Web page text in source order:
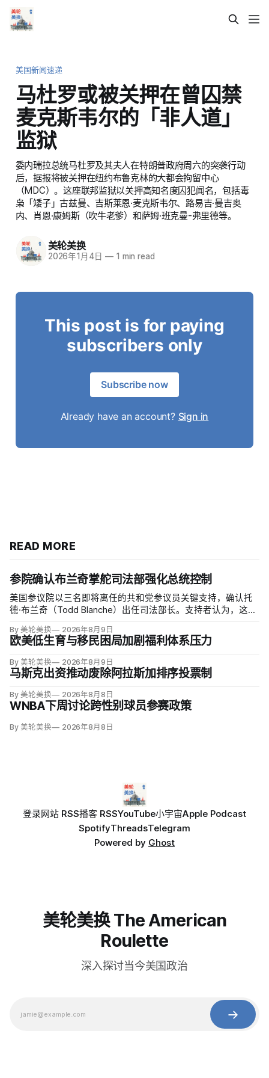
美国新闻速递
马杜罗或被关押在曾囚禁
麦克斯韦尔的「非人道」
监狱
委内瑞拉总统马杜罗及其夫人在特朗普政府周六的突袭行动
后，据报将被关押在纽约布鲁克林的大都会拘留中心
（MDC）。这座联邦监狱以关押高知名度囚犯闻名，包括毒
枭「矮子」古兹曼、吉斯莱恩·麦克斯韦尔、路易吉·曼吉奥
内、肖恩·康姆斯（吹牛老爹）和萨姆·班克曼-弗里德等。
美轮美换
2026年1月4日 —1 min read
This post is for paying
subscribers only
Subscribe now
Already have an account? Sign in
READ MORE
参院确认布兰奇掌舵司法部强化总统控制
美国参议院以三名即将离任的共和党参议员关键支持，确认托
德·布兰奇（Todd Blanche）出任司法部长。支持者认为，这位
冲动；
By 美轮美换 2026年8月9日
欧美低生育与移民困局加剧福利体系压力
By 美轮美换 2026年8月9日
马斯克出资推动废除阿拉斯加排序投票制
By 美轮美换 2026年8月8日
WNBA下周讨论跨性别球员参赛政策
By 美轮美换 2026年8月8日
登录网站 RSS播客 RSSYouTube小宇宙Apple Podcast
SpotifyThreadsTelegram
Powered by Ghost
美轮美换 The American
Roulette
深入探讨当今美国政治